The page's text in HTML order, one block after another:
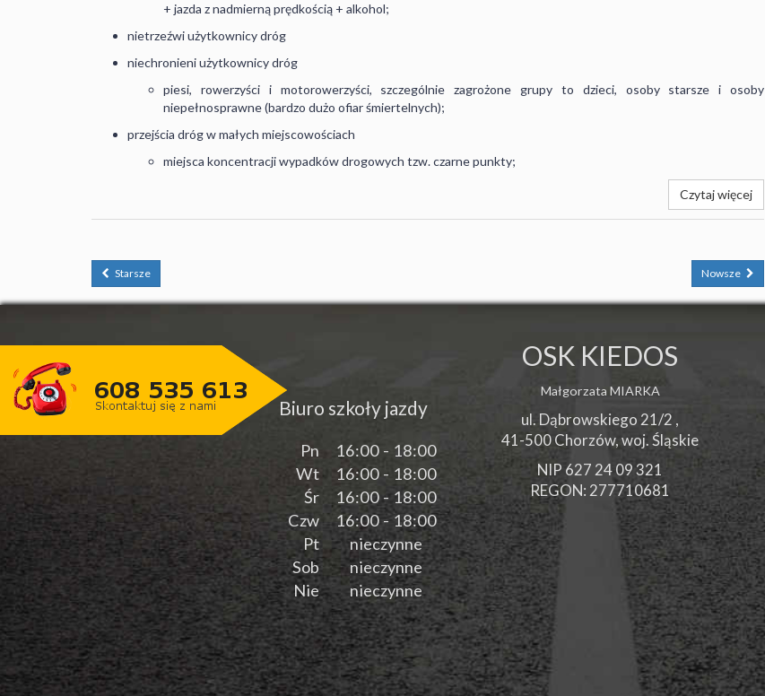
+ jazda z nadmierną prędkością + alkohol;
nietrzeźwi użytkownicy dróg
niechronieni użytkownicy dróg
piesi, rowerzyści i motorowerzyści, szczególnie zagrożone grupy to dzieci, osoby starsze i osoby
niepełnosprawne (bardzo dużo ofiar śmiertelnych);
przejścia dróg w małych miejscowościach
miejsca koncentracji wypadków drogowych tzw. czarne punkty;
Czytaj więcej
Starsze Nowsze
Biuro szkoły jazdy
Pn
16:00 - 18:00
Wt
16:00 - 18:00
Śr
16:00 - 18:00
Czw
16:00 - 18:00
Pt
nieczynne
Sob
nieczynne
Nie
nieczynne
OSK KIEDOS
Małgorzata MIARKA
ul. Dąbrowskiego 21/2 ,
41-500Chorzów, woj.Śląskie
NIP 627 24 09 321
REGON: 277710681